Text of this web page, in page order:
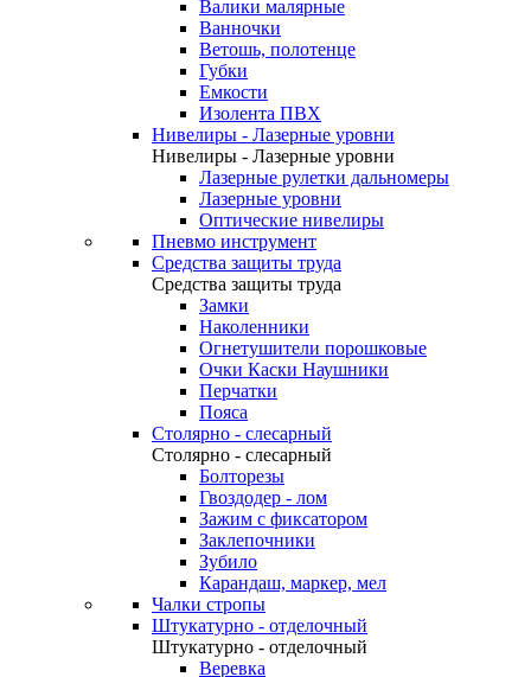
Валики малярные
Ванночки
Ветошь, полотенце
Губки
Емкости
Изолента ПВХ
Нивелиры - Лазерные уровни
Нивелиры - Лазерные уровни
Лазерные рулетки дальномеры
Лазерные уровни
Оптические нивелиры
Пневмо инструмент
Средства защиты труда
Средства защиты труда
Замки
Наколенники
Огнетушители порошковые
Очки Каски Наушники
Перчатки
Пояса
Столярно - слесарный
Столярно - слесарный
Болторезы
Гвоздодер - лом
Зажим с фиксатором
Заклепочники
Зубило
Карандаш, маркер, мел
Чалки стропы
Штукатурно - отделочный
Штукатурно - отделочный
Веревка